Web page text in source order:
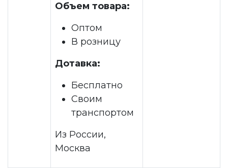
Объем товара:
Оптом
В розницу
Дотавка:
Бесплатно
Своим
транспортом
Из России,
Москва